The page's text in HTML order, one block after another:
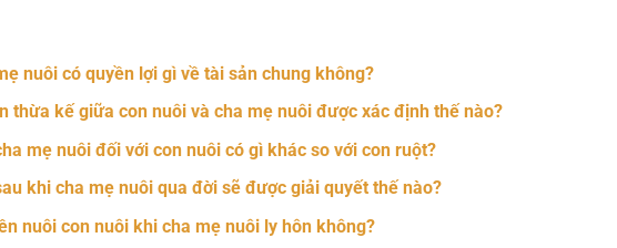
nuôi có quyền lợi gì về tài sản chung không?
thừa kế giữa con nuôi và cha mẹ nuôi được xác định thế nào?
mẹ nuôi đối với con nuôi có gì khác so với con ruột?
khi cha mẹ nuôi qua đời sẽ được giải quyết thế nào?
nuôi con nuôi khi cha mẹ nuôi ly hôn không?